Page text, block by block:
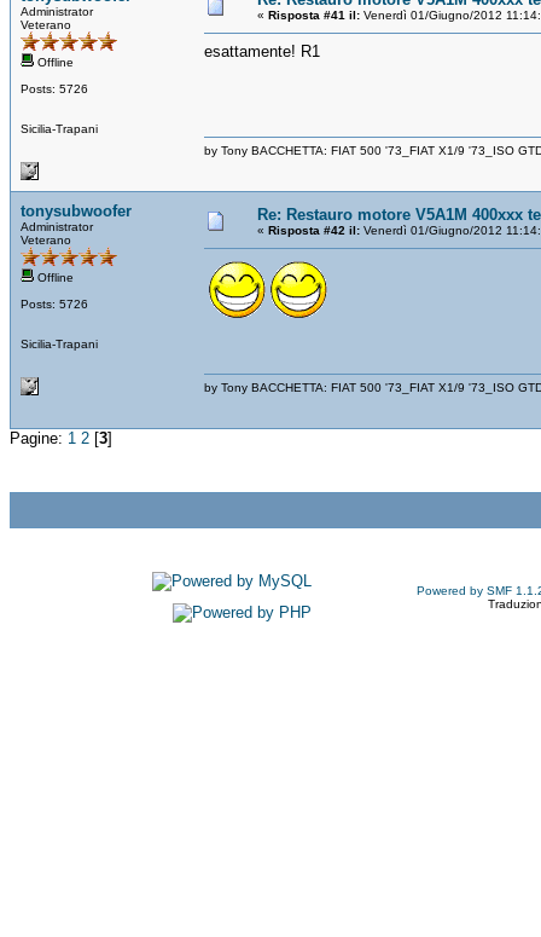
Administrator
Veterano
Offline
Posts: 5726
Sicilia-Trapani
« Risposta #41 il: Venerdì 01/Giugno/2012
esattamente! R1
by Tony BACCHETTA: FIAT 500 '73_FIAT X1/9 '73_ISO
tonysubwoofer
Administrator
Veterano
Offline
Posts: 5726
Sicilia-Trapani
Re: Restauro motore V5A1M 400xxx
« Risposta #42 il: Venerdì 01/Giugno/2012
by Tony BACCHETTA: FIAT 500 '73_FIAT X1/9 '73_ISO
Pagine: 1 2 [3]
Powered by SMF